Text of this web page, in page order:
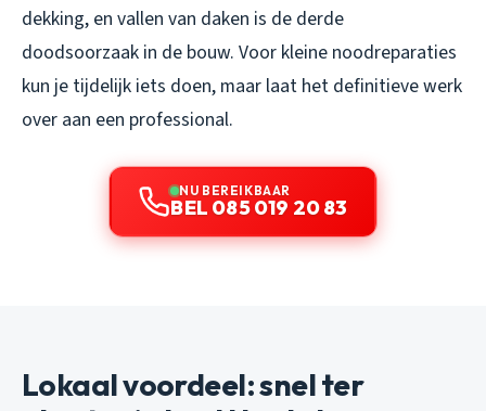
dekking, en vallen van daken is de derde
doodsoorzaak in de bouw. Voor kleine noodreparaties
kun je tijdelijk iets doen, maar laat het definitieve werk
over aan een professional.
NU BEREIKBAAR
BEL 085 019 20 83
Lokaal voordeel: snel ter